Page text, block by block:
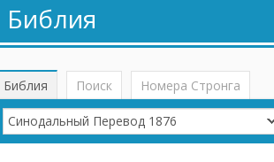
Библия
Библия Поиск Номера Стронга